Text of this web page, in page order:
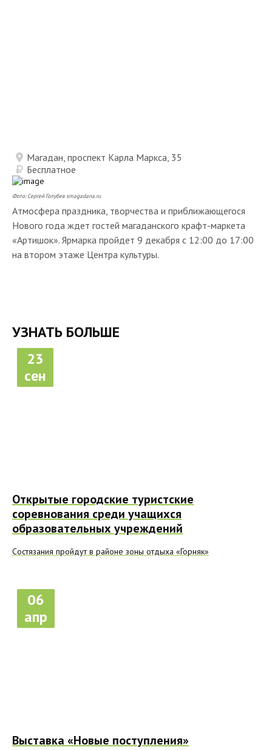
Фото: Сергей Голубевsmagadana.ru
Атмосфера праздника, творчества и приближающегося
Нового года ждет гостей магаданского крафт-маркета
«Артишок». Ярмарка пройдет 9 декабря с 12:00 до 17:00
на втором этаже Центра культуры.
Магадан, проспект Карла Маркса, 35
Бесплатное
УЗНАТЬ БОЛЬШЕ
23
сен
Открытые городские туристские
соревнования среди учащихся
образовательных учреждений
Состязания пройдут в районе зоны отдыха «Горняк»
06
апр
Выставка «Новые поступления»